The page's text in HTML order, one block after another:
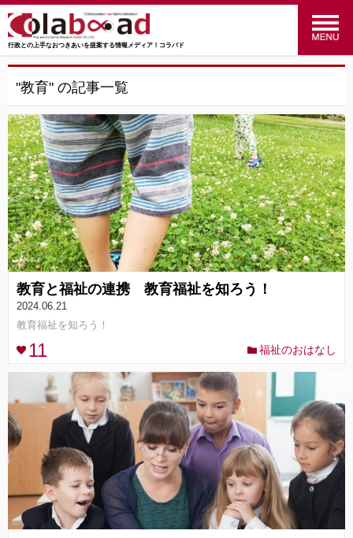
行政との上手なおつきあいを提案する情報メディア！コラバド
menu
交通のおはなし(16)
マーケティングのおはなし(4)
行ってみた！やってみた！ (34)
統計のおはなし
行政のおはなし(14)
SRC(41)
コンセプト ランキング
FOLLOW ME!
"教育" の記事一覧
教育と福祉の連携 教育福祉を知ろう！
2024.06.21
教育福祉を知ろう！
11 福祉のおはなし